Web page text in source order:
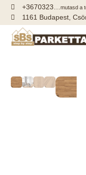
+3670323…mutasd a
1161 Budapest,